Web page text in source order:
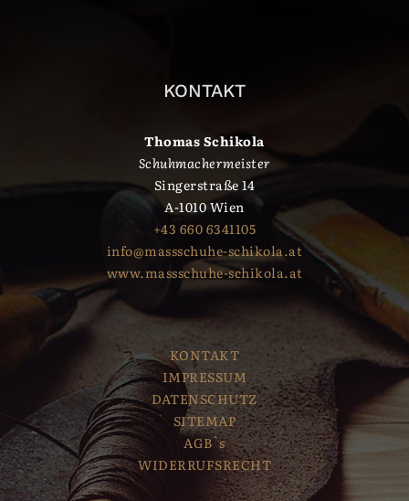
KONTAKT
Thomas Schikola
Schuhmachermeister
Singerstraße 14
A-1010 Wien
+43 660 6341105
info@massschuhe-schikola.at
www.massschuhe-schikola.at
KONTAKT
IMPRESSUM
DATENSCHUTZ
SITEMAP
AGB`s
WIDERRUFSRECHT